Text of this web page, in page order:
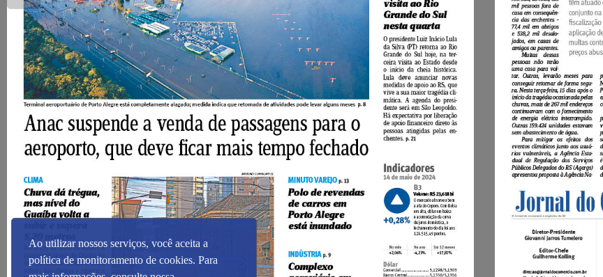
Ao utilizar nossos serviços, você aceita a
política de monitoramento de cookies. Para